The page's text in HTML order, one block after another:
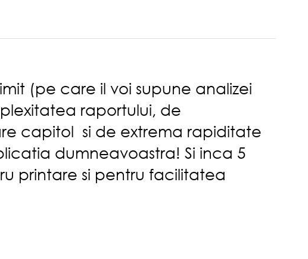
(pe care il voi supune analizei
raportului, de
capitol si de extrema rapiditate
dumneavoastra! Si inca 5
printare si pentru facilitatea